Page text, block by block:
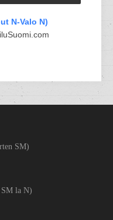
N-Valo N)
SM)
SM la N)